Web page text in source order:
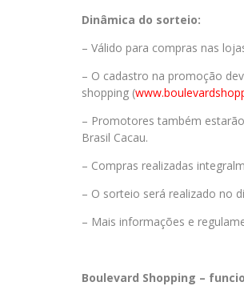
Dinâmica do sorteio:
– Válido para compras nas
– O cadastro na promoção
shopping (
– Promotores também
Brasil Cacau.
– Compras realizadas
– O sorteio será realizado no
– Mais informações e
Boulevard Shopping –